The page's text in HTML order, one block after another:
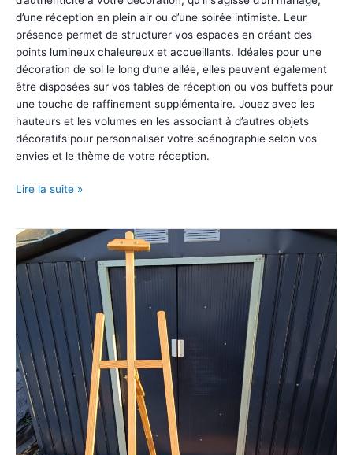
d’une réception en plein air ou d’une soirée intimiste. Leur
présence permet de structurer vos espaces en créant des
points lumineux chaleureux et accueillants. Idéales pour une
décoration de sol le long d’une allée, elles peuvent également
être disposées sur vos tables de réception ou vos buffets pour
une touche de raffinement supplémentaire. Jouez avec les
hauteurs et les volumes en les associant à d’autres objets
décoratifs pour personnaliser votre scénographie selon vos
envies et le thème de votre réception.
Lot
lanternes
Lire la suite »